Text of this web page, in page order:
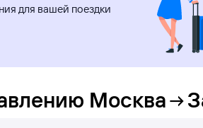
для вашей поездки
Москва